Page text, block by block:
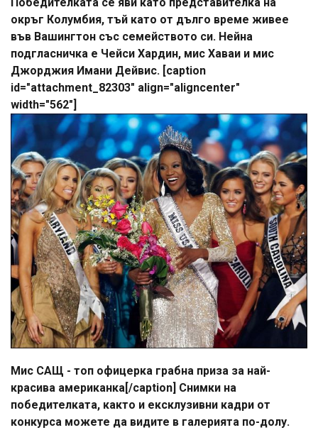
окръг Колумбия, тъй като от дълго време живее
във Вашингтон със семейството си. Нейна
подгласничка е Чейси Хардин, мис Хаваи и мис
Джорджия Имани Дейвис. [caption
id="attachment_82303" align="aligncenter"
width="562"]
Мис САЩ - топ офицерка грабна приза за най-
красива американка[/caption] Снимки на
победителката, както и ексклузивни кадри от
конкурса можете да видите в галерията по-долу.